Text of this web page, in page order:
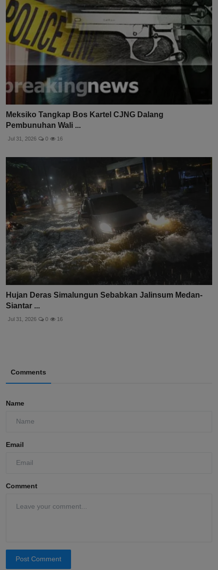
Meksiko Tangkap Bos Kartel CJNG Dalang
Pembunuhan Wali ...
Jul 31, 2026 0 16
Hujan Deras Simalungun Sebabkan Jalinsum Medan-
Siantar ...
Jul 31, 2026 0 16
Comments
Name
Email
Comment
Post Comment